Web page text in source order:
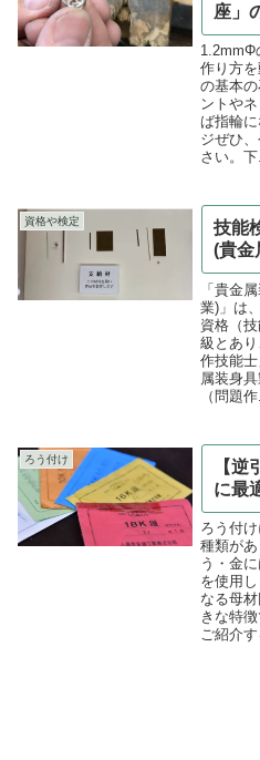
座」
1.2mmΦ
作り方
の基本
ントや
ば指輪
ジぜひ
さい。
資格や検定
技能
(貴金
「貴金
業)」は
資格（
級とあ
作技能
属装身
（問題作
ろう付け
【
に最
ろう付
種類が
う・金
を使用
なる母
きな特
ご紹介